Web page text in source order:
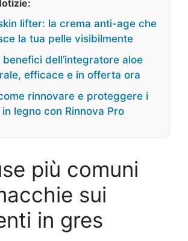
lifter: la crema anti-age che
la tua pelle visibilmente
benefici dell’integratore aloe
efficace e in offerta ora
rinnovare e proteggere i
legno con Rinnova Pro
più comuni
sui
in gres